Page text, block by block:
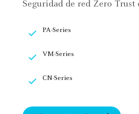
Seguridad de red Zero Trust
PA-Series
VM-Series
CN-Series